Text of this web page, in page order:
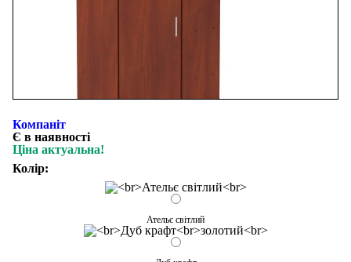
Компаніт
Є в наявності
Ціна актуальна!
Колір:
Ательє світлий